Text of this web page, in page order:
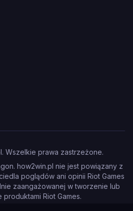
Wszelkie prawa zastrzeżone.
how2win.pl nie jest powiązany z
poglądów ani opinii Riot Games
zaangażowanej w tworzenie lub
produktami Riot Games.